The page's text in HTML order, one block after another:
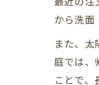
から洗面
また、
庭では、
ことで、